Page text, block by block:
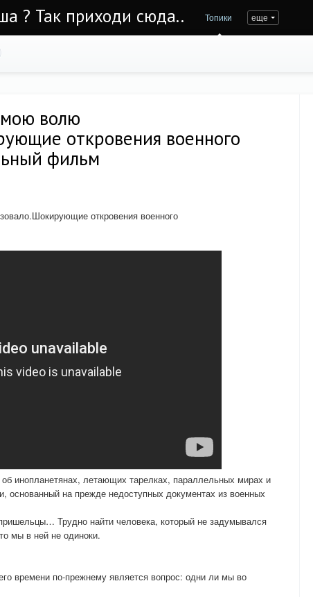
? Так приходи сюда.. Топики еще
волю
откровения военного
фильм
откровения военного
об инопланетянах, летающих тарелках, параллельных мирах и
основанный на прежде недоступных документах из военных
Трудно найти человека, который не задумывался
мы в ней не одиноки.
времени по-прежнему является вопрос: одни ли мы во